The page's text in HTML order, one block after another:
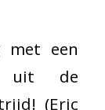
met een
uit de
(Eric